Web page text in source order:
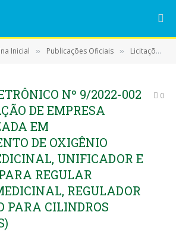
Inicial » Publicações Oficiais » Licitações
Nº 9/2022-002
DE EMPRESA
EM
DE OXIGÊNIO
UNIFICADOR E
REGULAR
REGULADOR
PARA CILINDROS
0